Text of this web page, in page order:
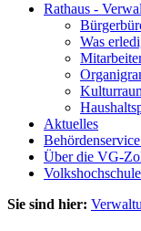
Rathaus -
Was
Aktuelles
Über die VG-
Volkshochschule
Sie sind hier: